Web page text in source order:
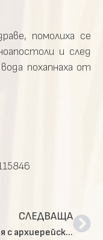
помолиха се
и след
похапнаха от
СЛЕДВАЩА
Вечерня с архиерейско предстоене за празника Благовещение в столичния храм „Св. София“